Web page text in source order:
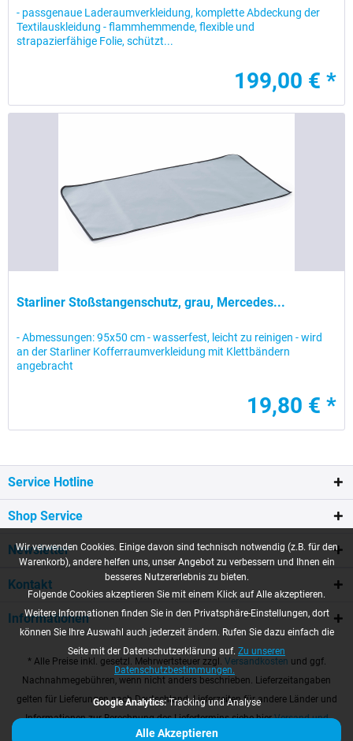
- passgenaue Laderaumverkleidung, komplette Abdeckung der
Textilauskleidung - flammhemmende, flexible und
strapazierfähige Folie, schützt...
199,00 € *
Starliner Stoßstangenschutz, grau, Mercedes...
- Abmessungen: 95x50 cm - wasserfest, leicht zu reinigen - wird
an der Starliner Kofferraumverkleidung mit Klettbändern
angebracht
19,80 € *
Service Hotline
Shop Service
Newsletter
Kontakt
Informationen
* Alle Preise inkl. gesetzl. Mehrwertsteuer zzgl. Versandkosten und ggf.
Nachnahmegebühren, wenn nicht anders beschrieben. Lieferzeitangaben
gelten für Lieferungen nach Deutschland. Lieferzeiten für andere Länder und
Informationen zur Berechnung des Liefertermins siehe hierVersand und
Zahlungsbedingungen
Wir verwenden Cookies. Einige davon sind technisch notwendig (z.B. für den
Warenkorb), andere helfen uns, unser Angebot zu verbessern und Ihnen ein
besseres Nutzererlebnis zu bieten.
Folgende Cookies akzeptieren Sie mit einem Klick auf Alle akzeptieren.
Weitere Informationen finden Sie in den Privatsphäre-Einstellungen, dort
können Sie Ihre Auswahl auch jederzeit ändern. Rufen Sie dazu einfach die
Seite mit der Datenschutzerklärung auf. Zu unseren
Datenschutzbestimmungen.
Google Analytics:Tracking und Analyse
Alle Akzeptieren